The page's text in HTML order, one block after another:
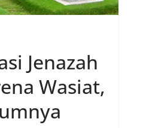
Jenazah
Wasiat,